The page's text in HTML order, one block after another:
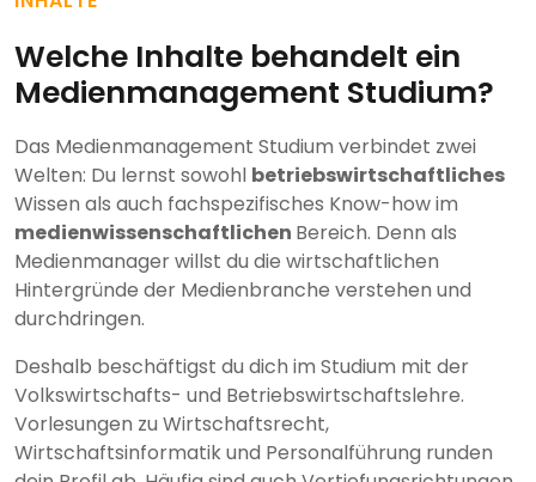
Welche Inhalte behandelt ein
Medienmanagement Studium?
Das Medienmanagement Studium verbindet zwei
Welten: Du lernst sowohl betriebswirtschaftliches
Wissen als auch fachspezifisches Know-how im
medienwissenschaftlichen Bereich. Denn als
Medienmanager willst du die wirtschaftlichen
Hintergründe der Medienbranche verstehen und
durchdringen.
Deshalb beschäftigst du dich im Studium mit der
Volkswirtschafts- und Betriebswirtschaftslehre.
Vorlesungen zu Wirtschaftsrecht,
Wirtschaftsinformatik und Personalführung runden